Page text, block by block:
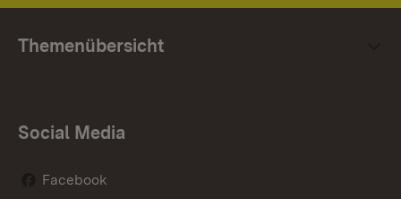
Themenübersicht
Social Media
Facebook